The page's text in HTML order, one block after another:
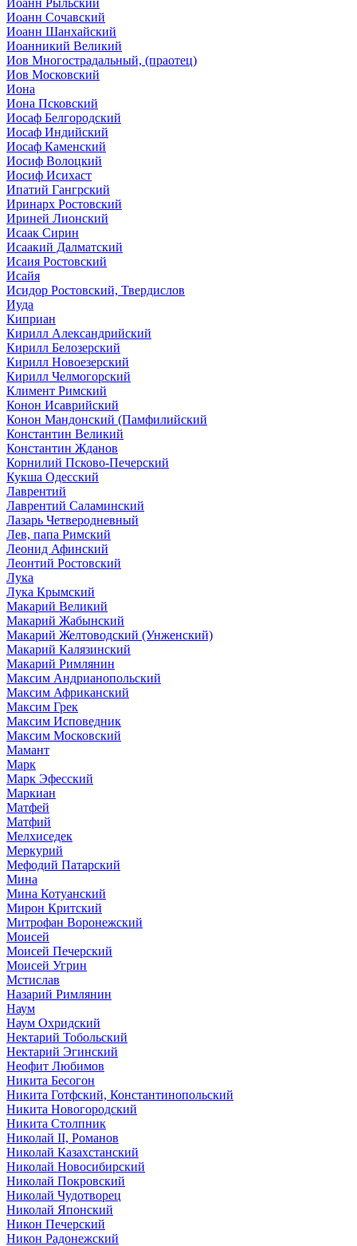
Иоанн Сочавский
Иоанн Шанхайский
Иоанникий Великий
Иов Многострадальный, (праотец)
Иов Московский
Иона
Иона Псковский
Иосаф Белгородский
Иосаф Индийский
Иосаф Каменский
Иосиф Волоцкий
Иосиф Исихаст
Ипатий Гангрский
Иринарх Ростовский
Ириней Лионский
Исаак Сирин
Исаакий Далматский
Исаия Ростовский
Исайя
Исидор Ростовский, Твердислов
Иуда
Киприан
Кирилл Александрийский
Кирилл Белозерский
Кирилл Новоезерский
Кирилл Челмогорский
Климент Римский
Конон Исаврийский
Конон Мандонский (Памфилийский
Константин Великий
Константин Жданов
Корнилий Псково-Печерский
Кукша Одесский
Лаврентий
Лаврентий Саламинский
Лазарь Четверодневный
Лев, папа Римский
Леонид Афинский
Леонтий Ростовский
Лука
Лука Крымский
Макарий Великий
Макарий Жабынский
Макарий Желтоводский (Унженский)
Макарий Калязинский
Макарий Римлянин
Максим Андрианопольский
Максим Африканский
Максим Грек
Максим Исповедник
Максим Московский
Мамант
Марк
Марк Эфесский
Маркиан
Матфей
Матфий
Мелхиседек
Меркурий
Мефодий Патарский
Мина
Мина Котуанский
Мирон Критский
Митрофан Воронежский
Моисей
Моисей Печерский
Моисей Угрин
Мстислав
Назарий Римлянин
Наум
Наум Охридский
Нектарий Тобольский
Нектарий Эгинский
Неофит Любимов
Никита Бесогон
Никита Готфский, Константинопольский
Никита Новогородский
Никита Столпник
Николай II, Романов
Николай Казахстанский
Николай Новосибирский
Николай Покровский
Николай Чудотворец
Николай Японский
Никон Печерский
Никон Радонежский